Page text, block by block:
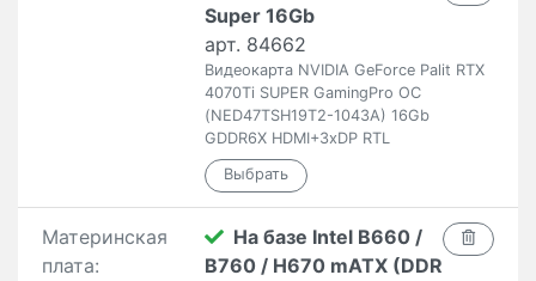
Super 16Gb
арт. 84662
Видеокарта NVIDIA GeForce Palit RTX
4070Ti SUPER GamingPro OC
(NED47TSH19T2-1043A) 16Gb
GDDR6X HDMI+3xDP RTL
Материнская
плата:
На базе Intel B660 /
B760 / H670 mATX (DDR